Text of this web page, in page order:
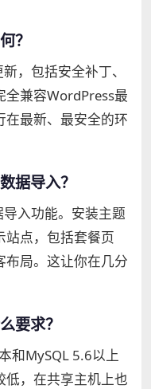
？
，包括安全补丁、
全兼容WordPress最
最新、最安全的环
据导入？
入功能。安装主题
站点，包括套餐页
布局。这让你在几分
要求？
和MySQL 5.6以上
，在共享主机上也